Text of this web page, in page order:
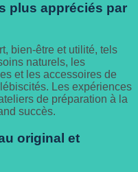
plus appréciés par
bien-être et utilité, tels
naturels, les
et les accessoires de
Les expériences
de préparation à la
succès.
original et